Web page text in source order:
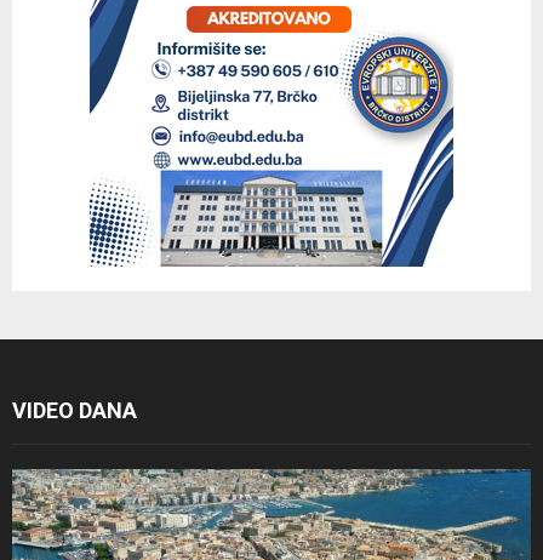
VIDEO DANA